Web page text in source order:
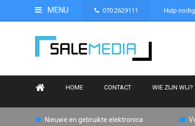
MENU 070 2629111 Hulp
HOME CONTACT WIE ZIJN WIJ?
Nieuwe en gebruikte elektronica